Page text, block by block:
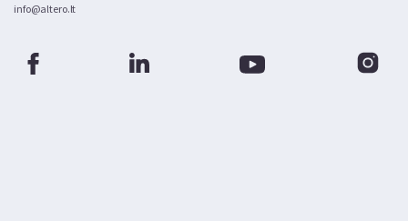
info@altero.lt